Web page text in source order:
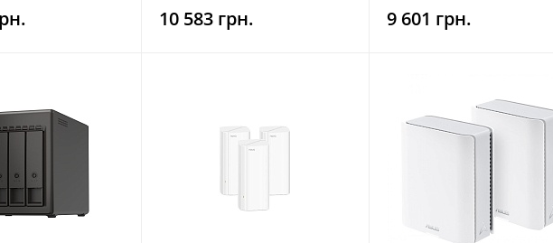
10 583 грн. 9 601 грн.